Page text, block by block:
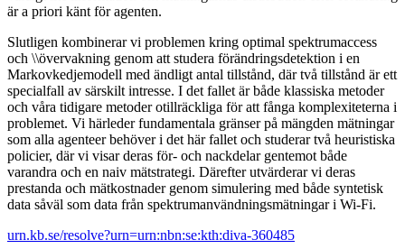
är a priori känt för agenten.
Slutligen kombinerar vi problemen kring optimal spektrumaccess
och \\övervakning genom att studera förändringsdetektion i en
Markovkedjemodell med ändligt antal tillstånd, där två tillstånd är ett
specialfall av särskilt intresse. I det fallet är både klassiska metoder
och våra tidigare metoder otillräckliga för att fånga komplexiteterna i
problemet. Vi härleder fundamentala gränser på mängden mätningar
som alla agenteer behöver i det här fallet och studerar två heuristiska
policier, där vi visar deras för- och nackdelar gentemot både
varandra och en naiv mätstrategi. Därefter utvärderar vi deras
prestanda och mätkostnader genom simulering med både syntetisk
data såväl som data från spektrumanvändningsmätningar i Wi-Fi.
urn.kb.se/resolve?urn=urn:nbn:se:kth:diva-360485